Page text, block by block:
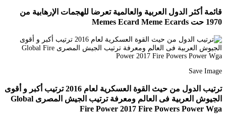
قائمة أكثر الدول العربية والعالمية تعرضا للهجمات الإرهابية من
1970 حت Memes Ecard Meme Ecards
Save Image
ترتيب الدول من حيث القوة العسكرية لعام 2016 ترتيب أكبر و أقوى
الجيوش العربية فى العالم ومعرفة ترتيب الجيش المصرى Global
Fire Power 2017 Fire Powers Power Wga